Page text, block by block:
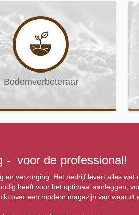
Bodemverbeteraar
- voor de professional!
en verzorging. Het bedrijf levert alles wat
heeft voor het optimaal aanleggen,
over een modern magazijn van waaruit